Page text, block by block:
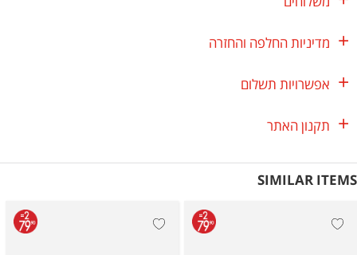
מדיניות החלפה והחזרה
אפשרויות תשלום
תקנון האתר
SIMILAR ITEMS